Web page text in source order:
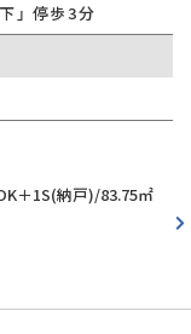
」 停歩3分
＋1S(納戸)/83.75㎡